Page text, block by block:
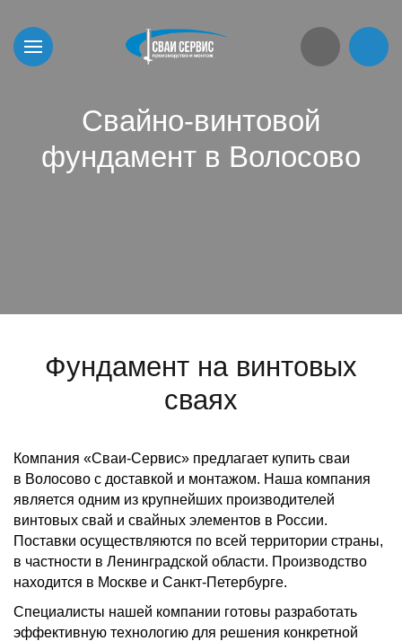
Свайно-винтовой
фундамент в Волосово
Фундамент на винтовых
сваях
Компания «Сваи-Сервис» предлагает купить сваи
в Волосово с доставкой и монтажом. Наша компания
является одним из крупнейших производителей
винтовых свай и свайных элементов в России.
Поставки осуществляются по всей территории страны,
в частности в Ленинградской области. Производство
находится в Москве и Санкт-Петербурге.
Специалисты нашей компании готовы разработать
эффективную технологию для решения конкретной